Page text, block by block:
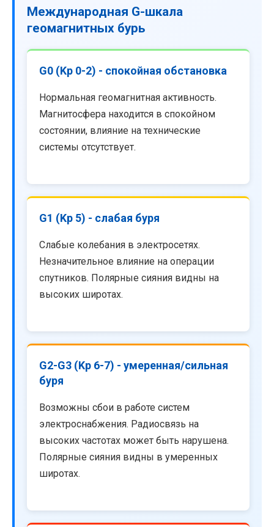
Международная G-шкала
геомагнитных бурь
G0 (Kp 0-2) - спокойная обстановка
Нормальная геомагнитная активность.
Магнитосфера находится в спокойном
состоянии, влияние на технические
системы отсутствует.
G1 (Kp 5) - слабая буря
Слабые колебания в электросетях.
Незначительное влияние на операции
спутников. Полярные сияния видны на
высоких широтах.
G2-G3 (Kp 6-7) - умеренная/сильная
буря
Возможны сбои в работе систем
электроснабжения. Радиосвязь на
высоких частотах может быть нарушена.
Полярные сияния видны в умеренных
широтах.